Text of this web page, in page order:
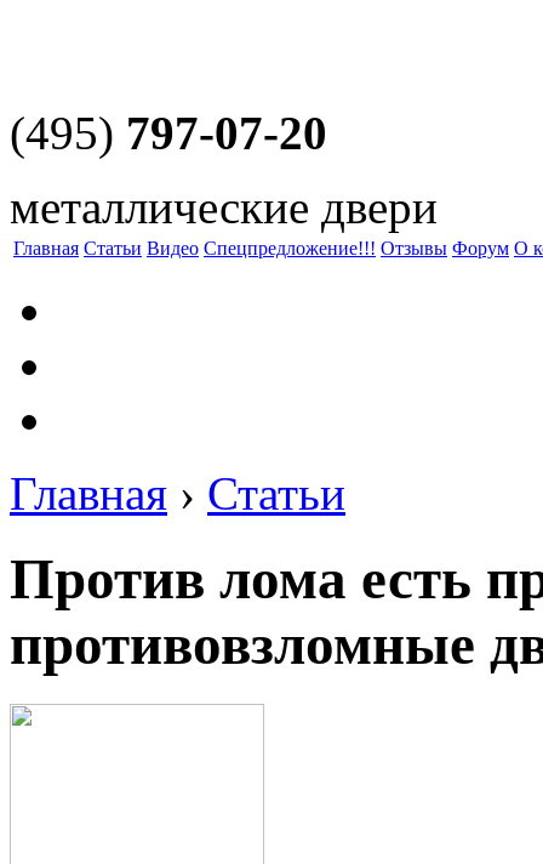
(495) 797-07-20
металлические двери
Главная Статьи Видео Спецпредложение!!! Отзывы Форум О
Главная › Статьи
Против лома есть
противовзломные